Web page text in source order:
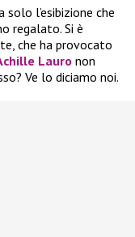
l’esibizione che
regalato. Si è
che ha provocato
Lauro non
Ve lo diciamo noi.